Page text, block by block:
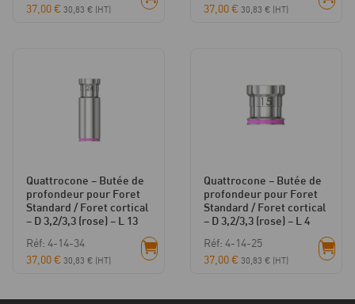
37,00€ 30,83 € (HT)
37,00€ 30,83 € (HT)
Quattrocone – Butée de
profondeur pour Foret
Standard / Foret cortical
– D 3,2/3,3 (rose) – L 13
Réf: 4-14-34
37,00€ 30,83 € (HT)
Quattrocone – Butée de
profondeur pour Foret
Standard / Foret cortical
– D 3,2/3,3 (rose) – L 4
Réf: 4-14-25
37,00€ 30,83 € (HT)